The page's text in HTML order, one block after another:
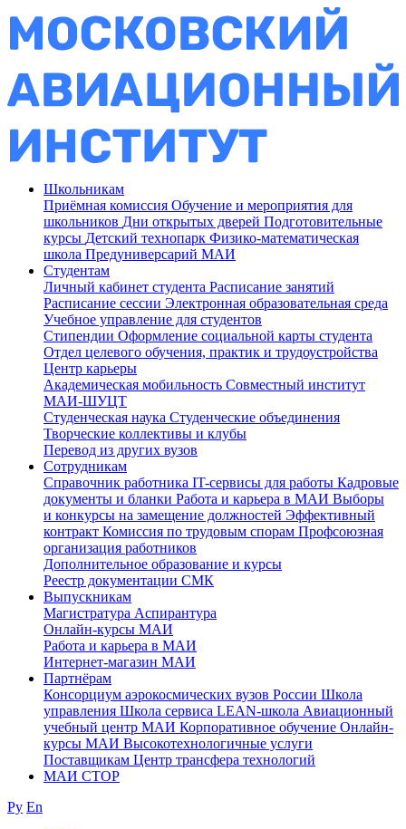
Школьникам
Приёмная комиссия Обучение и мероприятия для
школьников Дни открытых дверей Подготовительные
курсы Детский технопарк Физико-математическая
школа Предуниверсарий МАИ
Студентам
Личный кабинет студента Расписание занятий
Расписание сессии Электронная образовательная среда
Учебное управление для студентов
Стипендии Оформление социальной карты студента
Отдел целевого обучения, практик и трудоустройства
Центр карьеры
Академическая мобильность Совместный институт
МАИ-ШУЦТ
Студенческая наука Студенческие объединения
Творческие коллективы и клубы
Перевод из других вузов
Сотрудникам
Cправочник работника IT-сервисы для работы Кадровые
документы и бланки Работа и карьера в МАИ Выборы
и конкурсы на замещение должностей Эффективный
контракт Комиссия по трудовым спорам Профсоюзная
организация работников
Дополнительное образование и курсы
Реестр документации СМК
Выпускникам
Магистратура Аспирантура
Онлайн-курсы МАИ
Работа и карьера в МАИ
Интернет-магазин МАИ
Партнёрам
Консорциум аэрокосмических вузов России Школа
управления Школа сервиса LEAN-школа Авиационный
учебный центр МАИ Корпоративное обучение Онлайн-
курсы МАИ Высокотехнологичные услуги
Поставщикам Центр трансфера технологий
МАИ СТОР
Ру En